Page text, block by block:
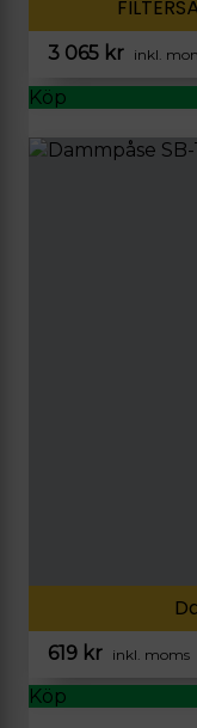
3 065 kr inkl.
Köp
619 kr inkl. moms
Köp